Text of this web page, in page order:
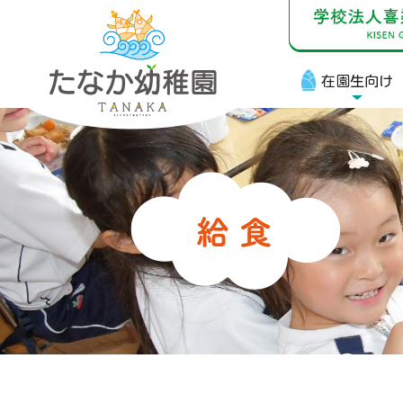
在園生向け